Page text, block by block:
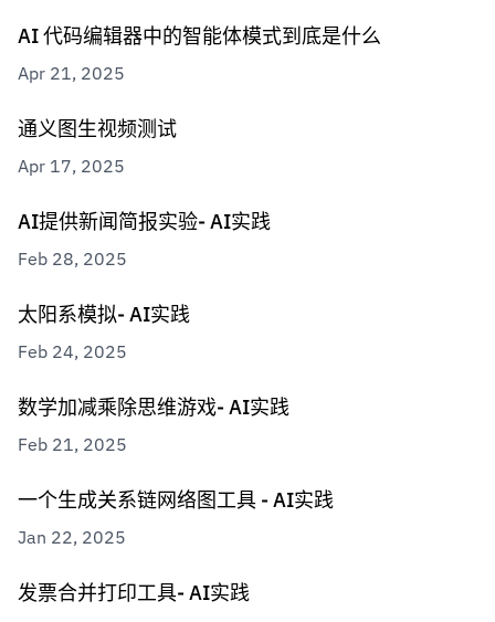
AI 代码编辑器中的智能体模式到底是什么
Apr 21, 2025
通义图生视频测试
Apr 17, 2025
AI提供新闻简报实验- AI实践
Feb 28, 2025
太阳系模拟- AI实践
Feb 24, 2025
数学加减乘除思维游戏- AI实践
Feb 21, 2025
一个生成关系链网络图工具 - AI实践
Jan 22, 2025
发票合并打印工具- AI实践